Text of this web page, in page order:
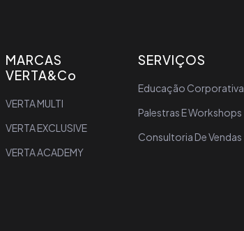
MARCAS
VERTA&Co
VERTA MULTI
VERTA EXCLUSIVE
VERTA ACADEMY
SERVIÇOS
Educação Corporativa
Palestras E Workshops
Consultoria De Vendas